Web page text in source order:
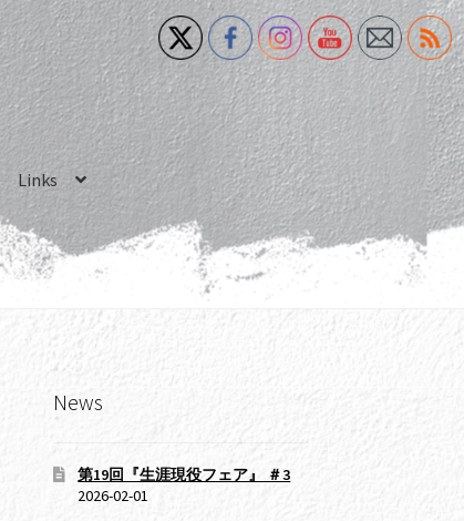
Links
News
第19回『生涯現役フェア』 ＃3
2026-02-01